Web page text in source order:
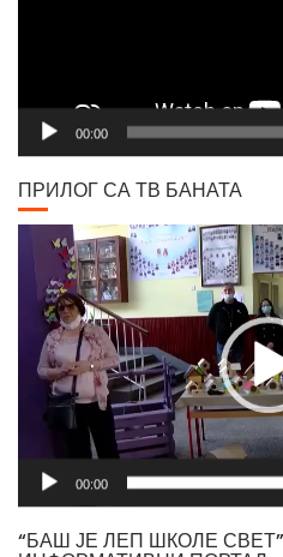
00:00
ПРИЛОГ СА ТВ БАНАТА
Video
00:00
“БАШ ЈЕ ЛЕП ШКОЛЕ